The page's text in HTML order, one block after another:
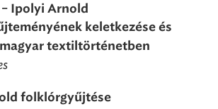
Ipolyi Arnold
keletkezése és
magyar textiltörténetben
folklórgyűjtése